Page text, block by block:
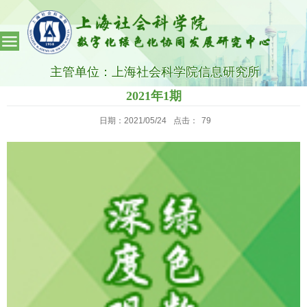
主管单位：上海社会科学院信息研究所
2021年1期
日期：2021/05/24 点击： 79